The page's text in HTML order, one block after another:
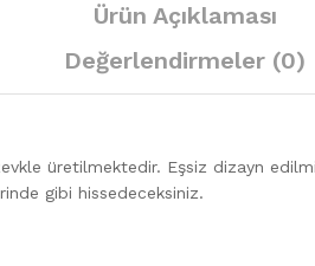
Mini
quantity
Ürün Açıklaması
Değerlendirmeler (0)
üretilmektedir. Eşsiz dizayn
gibi hissedeceksiniz.